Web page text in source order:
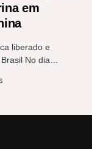
em
liberado e
No dia…